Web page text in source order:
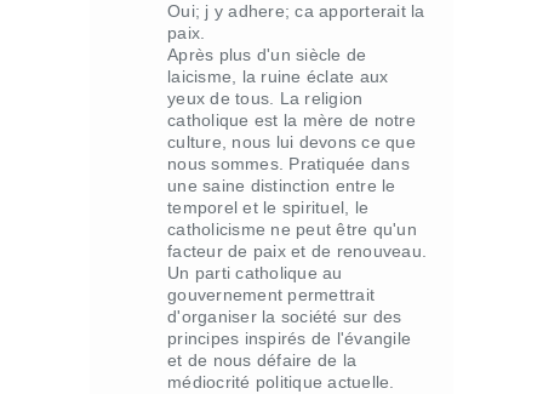
Oui; j y adhere; ca apporterait la
paix.
Après plus d'un siècle de
laicisme, la ruine éclate aux
yeux de tous. La religion
catholique est la mère de notre
culture, nous lui devons ce que
nous sommes. Pratiquée dans
une saine distinction entre le
temporel et le spirituel, le
catholicisme ne peut être qu'un
facteur de paix et de renouveau.
Un parti catholique au
gouvernement permettrait
d'organiser la société sur des
principes inspirés de l'évangile
et de nous défaire de la
médiocrité politique actuelle.